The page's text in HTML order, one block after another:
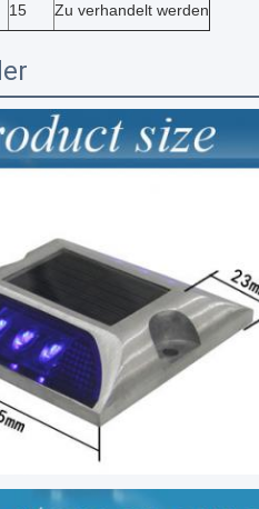
15 Zu verhandelt werden